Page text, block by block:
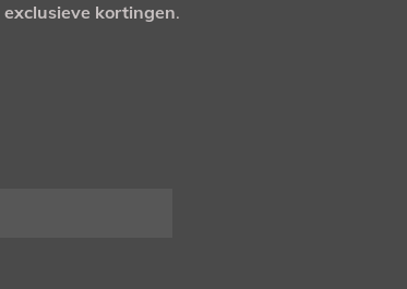
exclusieve kortingen.